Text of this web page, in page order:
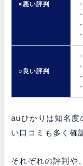
×悪い評判
○良い評判
auひかりは知名度
い口コミも多く確
それぞれの評判や